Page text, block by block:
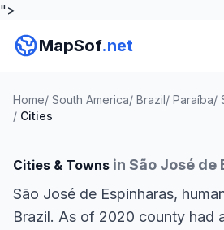
">
MapSof.net
Home/ South America/ Brazil/ Paraíba/
/ Cities
Cities & Towns in São José de
São José de Espinharas,
Brazil. As of 2020 county had